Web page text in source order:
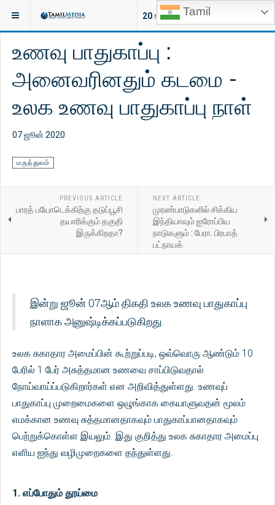
Tamil
20 NEW ARTICLES
இருக்குமிடம்: கட்டுரைகள் மருத்துவம்
உணவு பாதுகாப்பு :
அனைவரினதும் கடமை -
உலக உணவு பாதுகாப்பு நாள்
07 ஜூன் 2020
மருத்துவம்
PREVIOUS ARTICLE
பாரத் பயோடெக்கிற்கு தடுப்பூசி
தயாரிக்கும் தகுதி
இருக்கிறதா?
NEXT ARTICLE
முரண்பாடுகளில் சிக்கிய
இந்தியாவும் ஐரோப்பிய
நாடுகளும் : பேரா. பிரபாத்
பட்நாயக்
இன்று ஜூன் 07ஆம் திகதி உலக உணவு பாதுகாப்பு
நாளாக அனுஷ்டிக்கப்படுகிறது.
உலக சுகாதார அமைப்பின் கூற்றுப்படி, ஒவ்வொரு ஆண்டும் 10
பேரில் 1 பேர் அசுத்தமான உணவை சாப்பிடுவதால்
நோய்வாய்ப்படுகிறார்கள் என அறிவித்துள்ளது. உணவுப்
பாதுகாப்பு முறைமைகளை ஒழுங்காக கையாளுவதன் மூலம்
எமக்கான உணவு சுத்தமானதாகவும் பாதுகாப்பானதாகவும்
பெற்றுக்கொள்ள இயலும். இது குறித்து உலக சுகாதார அமைப்பு
எளிய ஐந்து வழிமுறைகளை தந்துள்ளது.
1. எப்போதும் தூய்மை